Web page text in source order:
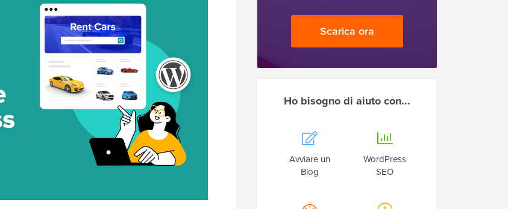
Scarica ora
Ho bisogno di aiuto con...
Avviare un
Blog
WordPress
SEO